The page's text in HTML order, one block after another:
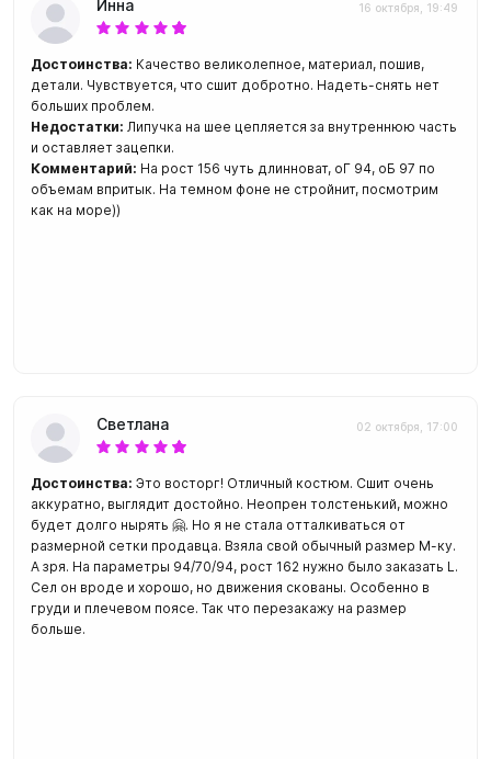
Инна 16 октября, 19:49
Достоинства: Качество великолепное, материал, пошив,
детали. Чувствуется, что сшит добротно. Надеть-снять нет
больших проблем.
Недостатки: Липучка на шее цепляется за внутреннюю часть
и оставляет зацепки.
Комментарий: На рост 156 чуть длинноват, оГ 94, оБ 97 по
объемам впритык. На темном фоне не стройнит, посмотрим
как на море))
Светлана 02 октября, 17:00
Достоинства: Это восторг! Отличный костюм. Сшит очень
аккуратно, выглядит достойно. Неопрен толстенький, можно
будет долго нырять 🤗. Но я не стала отталкиваться от
размерной сетки продавца. Взяла свой обычный размер М-ку.
А зря. На параметры 94/70/94, рост 162 нужно было заказать L.
Сел он вроде и хорошо, но движения скованы. Особенно в
груди и плечевом поясе. Так что перезакажу на размер
больше.